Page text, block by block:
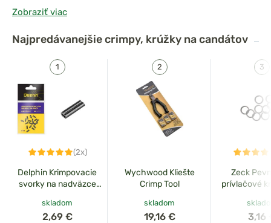
pre lov candátov. Slúžia na
silným a bojovným rybám.Crimpyspoľahlivo zafixujú
spojenie háčikov, obratlíkov alebo karabín s nástrahou.
Zobraziť viac
Najpredávanejšiecrimpy, krúžky na candátov
(2x)
Delphin Krimpovacie
svorky na nadväzce
skladom
2,69 €
Wychwood Kliešte
Crimp Tool
skladom
19,16 €
Zeck
prívlačové
ks
3,16